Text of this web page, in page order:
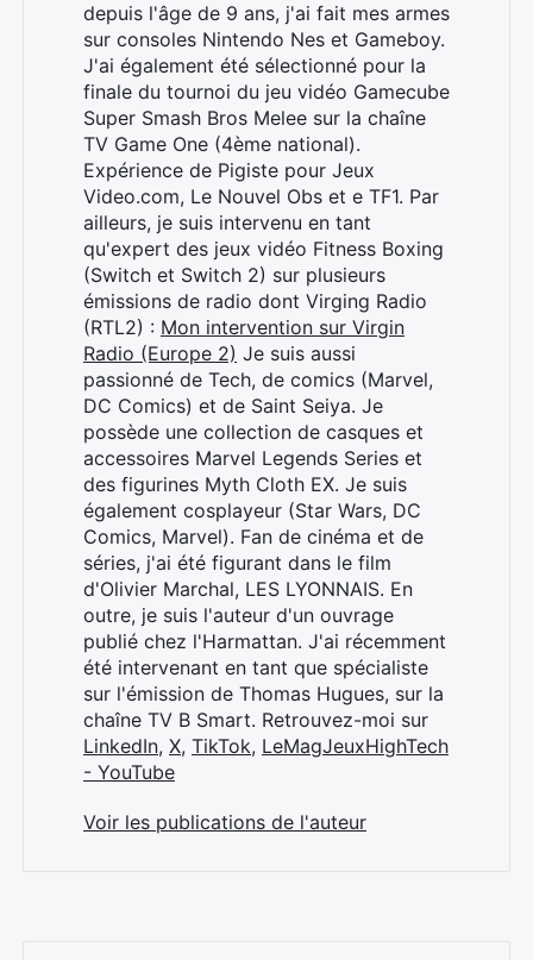
depuis l'âge de 9 ans, j'ai fait mes armes
sur consoles Nintendo Nes et Gameboy.
J'ai également été sélectionné pour la
finale du tournoi du jeu vidéo Gamecube
Super Smash Bros Melee sur la chaîne
TV Game One (4ème national).
Expérience de Pigiste pour Jeux
Video.com, Le Nouvel Obs et e TF1. Par
ailleurs, je suis intervenu en tant
qu'expert des jeux vidéo Fitness Boxing
(Switch et Switch 2) sur plusieurs
émissions de radio dont Virging Radio
(RTL2) : Mon intervention sur Virgin
Radio (Europe 2) Je suis aussi
passionné de Tech, de comics (Marvel,
DC Comics) et de Saint Seiya. Je
possède une collection de casques et
accessoires Marvel Legends Series et
des figurines Myth Cloth EX. Je suis
également cosplayeur (Star Wars, DC
Comics, Marvel). Fan de cinéma et de
séries, j'ai été figurant dans le film
d'Olivier Marchal, LES LYONNAIS. En
outre, je suis l'auteur d'un ouvrage
publié chez l'Harmattan. J'ai récemment
été intervenant en tant que spécialiste
sur l'émission de Thomas Hugues, sur la
chaîne TV B Smart. Retrouvez-moi sur
LinkedIn, X, TikTok, LeMagJeuxHighTech
- YouTube
Voir les publications de l'auteur